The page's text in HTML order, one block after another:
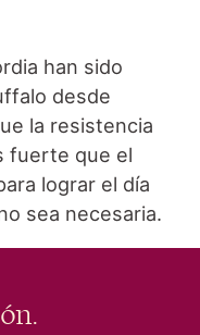
han sido
desde
la resistencia
fuerte que el
lograr el día
sea necesaria.